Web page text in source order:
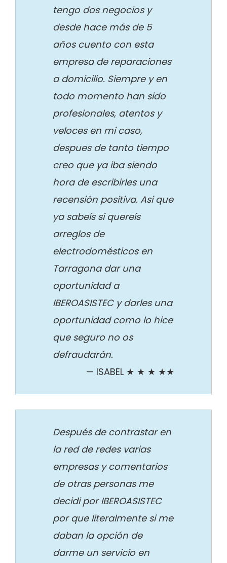
tengo dos negocios y
desde hace más de 5
años cuento con esta
empresa de reparaciones
a domicilio. Siempre y en
todo momento han sido
profesionales, atentos y
veloces en mi caso,
despues de tanto tiempo
creo que ya iba siendo
hora de escribirles una
recensión positiva. Asi que
ya sabeís si quereís
arreglos de
electrodomésticos en
Tarragona dar una
oportunidad a
IBEROASISTEC y darles una
oportunidad como lo hice
que seguro no os
defraudarán.
ISABEL ★ ★ ★ ★★
Después de contrastar en
la red de redes varias
empresas y comentarios
de otras personas me
decidi por IBEROASISTEC
por que literalmente si me
daban la opción de
darme un servicio en